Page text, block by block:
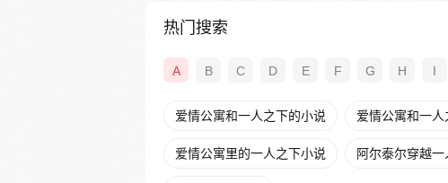
热门搜索
A B C D E F G H I
爱情公寓和一人之下的小说 爱情公寓和一人
爱情公寓里的一人之下小说 阿尔泰尔穿越